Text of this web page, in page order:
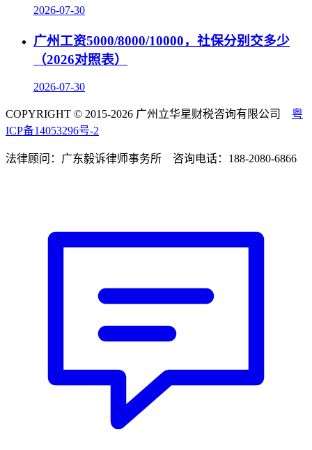
2026-07-30
广州工资5000/8000/10000，社保分别交多少
（2026对照表）
2026-07-30
COPYRIGHT © 2015-2026 广州立华星财税咨询有限公司 粤
ICP备14053296号-2
法律顾问：广东毅诉律师事务所 咨询电话：188-2080-6866